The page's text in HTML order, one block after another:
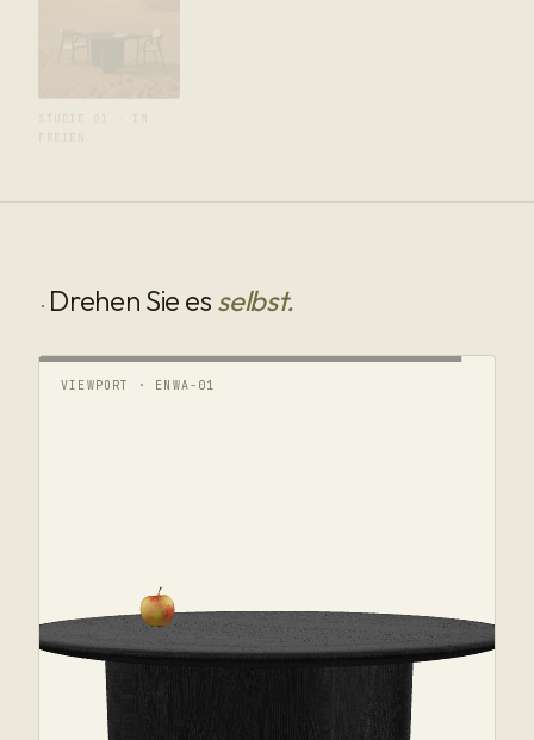
LEBENSDAUER
· Drehen Sie es selbst.
VIEWPORT · ENWA-01